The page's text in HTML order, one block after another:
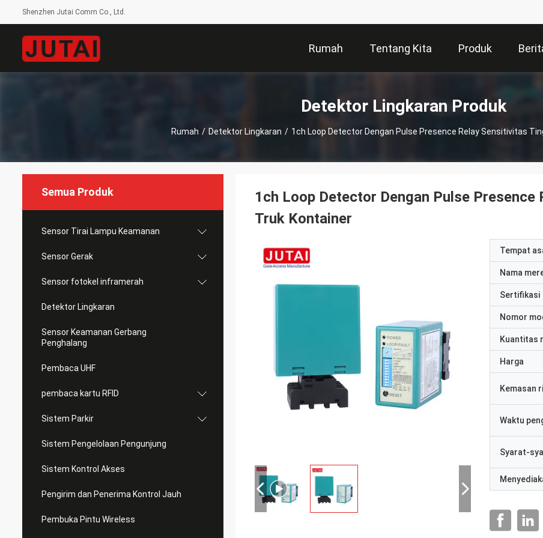
Shenzhen Jutai Comm Co., Ltd.
Rumah Tentang Kita Produk
Detektor Lingkaran Produk
Rumah / Detektor Lingkaran / 1ch Loop Detector Dengan Pulse Presence Relay Sensitivitas
Semua Produk
Sensor Tirai Lampu Keamanan
Sensor Gerak
Sensor fotokel inframerah
Detektor Lingkaran
Sensor Keamanan Gerbang
Penghalang
Pembaca UHF
pembaca kartu RFID
Sistem Parkir
Sistem Pengelolaan Pengunjung
Sistem Kontrol Akses
Pengirim dan Penerima Kontrol Jauh
Pembuka Pintu Wireless
1ch Loop Detector Dengan Pulse
Truk Kontainer
Tempat
Nama
Sertifikasi
Nomor
Kuantitas
Harga
Kemasan
Waktu
Syarat-